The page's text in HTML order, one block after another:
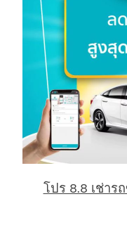
โปร 8.8 เช่าร